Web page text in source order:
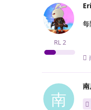
RL2
南